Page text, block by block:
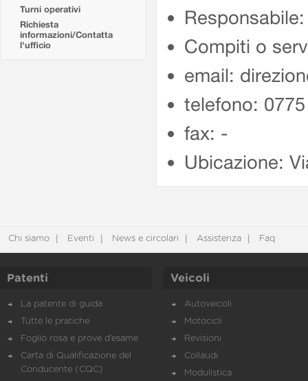
Turni operativi
Richiesta
informazioni/Contatta
l'ufficio
Compiti o
email:
telefono:
fax: -
Ubicazione:
Chi siamo Eventi News e circolari Assistenza Faq
Patenti
La patente di guida
Tutte le pratiche
Foglio rosa e prove d’esame
Carta di Qualificazione del
Conducente (CQC)
Veicoli
Autoveicoli
Motocicli
Revisioni
Collaudi
Modulistica